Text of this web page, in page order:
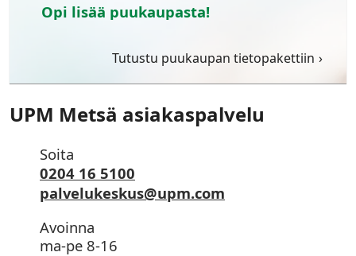
Opi lisää puukaupasta!
Tutustu puukaupan tietopakettiin
UPM Metsä asiakaspalvelu
Soita
0204 16 5100
palvelukeskus@upm.com
Avoinna
ma-pe 8-16